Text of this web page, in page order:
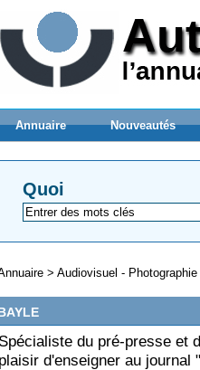
Annuaire Nouveautés
Quoi
> Audiovisuel - Photographie
du pré-presse et
d'enseigner au journal